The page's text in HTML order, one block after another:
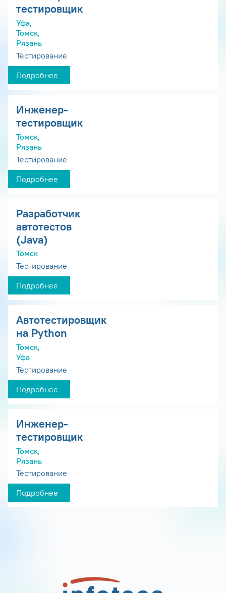
тестировщик
Уфа,
Томск,
Рязань
Тестирование
Подробнее
Инженер-
тестировщик
Томск,
Рязань
Тестирование
Подробнее
Разработчик
автотестов
(Java)
Томск
Тестирование
Подробнее
Автотестировщик
на Python
Томск,
Уфа
Тестирование
Подробнее
Инженер-
тестировщик
Томск,
Рязань
Тестирование
Подробнее